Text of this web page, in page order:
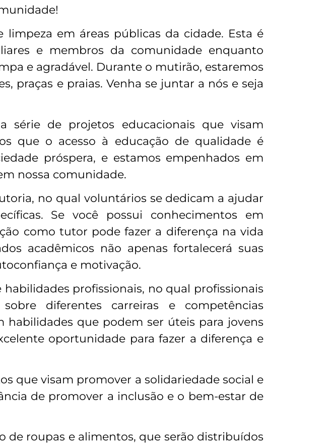
em áreas públicas da cidade. Esta é
e membros da comunidade enquanto
e agradável. Durante o mutirão, estaremos
praças e praias. Venha se juntar a nós e seja
série de projetos educacionais que visam
que o acesso à educação de qualidade é
próspera, e estamos empenhados em
nossa comunidade.
no qual voluntários se dedicam a ajudar
Se você possui conhecimentos em
como tutor pode fazer a diferença na vida
acadêmicos não apenas fortalecerá suas
e motivação.
profissionais, no qual profissionais
diferentes carreiras e competências
habilidades que podem ser úteis para jovens
oportunidade para fazer a diferença e
que visam promover a solidariedade social e
de promover a inclusão e o bem-estar de
de roupas e alimentos, que serão distribuídos